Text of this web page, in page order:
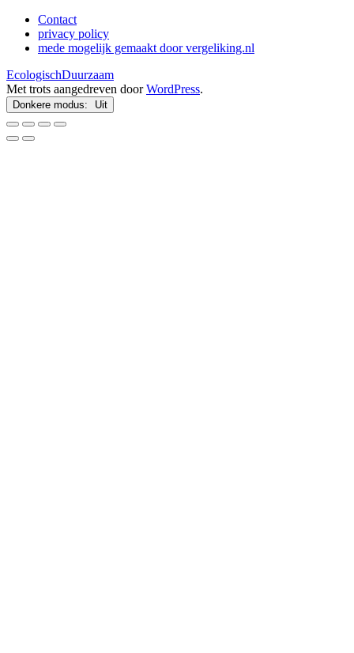
Contact
privacy policy
mede mogelijk gemaakt door vergeliking.nl
EcologischDuurzaam
Met trots aangedreven doorWordPress.
Donkere modus: